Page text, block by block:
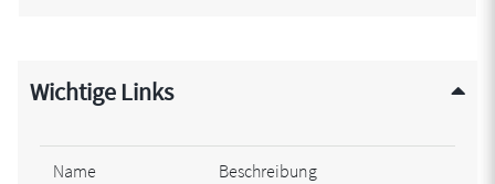
Wichtige Links
Name Beschreibung